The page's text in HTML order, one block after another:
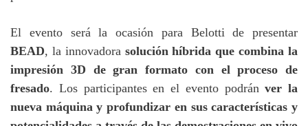
El evento será la ocasión para Belotti de presentar
BEAD, la innovadora solución híbrida que combina la
impresión 3D de gran formato con el proceso de
fresado. Los participantes en el evento podránver la
nueva máquina y profundizar en sus características y